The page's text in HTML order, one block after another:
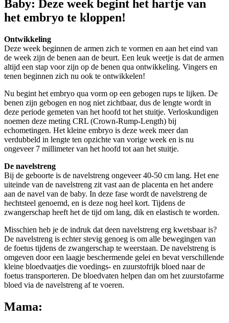
Baby: Deze week begint het hartje van
het embryo te kloppen!
Ontwikkeling
Deze week beginnen de armen zich te vormen en aan het eind van
de week zijn de benen aan de beurt. Een leuk weetje is dat de armen
altijd een stap voor zijn op de benen qua ontwikkeling. Vingers en
tenen beginnen zich nu ook te ontwikkelen!
Nu begint het embryo qua vorm op een gebogen rups te lijken. De
benen zijn gebogen en nog niet zichtbaar, dus de lengte wordt in
deze periode gemeten van het hoofd tot het stuitje. Verloskundigen
noemen deze meting CRL (Crown-Rump-Length) bij
echometingen. Het kleine embryo is deze week meer dan
verdubbeld in lengte ten opzichte van vorige week en is nu
ongeveer 7 millimeter van het hoofd tot aan het stuitje.
De navelstreng
Bij de geboorte is de navelstreng ongeveer 40-50 cm lang. Het ene
uiteinde van de navelstreng zit vast aan de placenta en het andere
aan de navel van de baby. In deze fase wordt de navelstreng de
hechtsteel genoemd, en is deze nog heel kort. Tijdens de
zwangerschap heeft het de tijd om lang, dik en elastisch te worden.
Misschien heb je de indruk dat deen navelstreng erg kwetsbaar is?
De navelstreng is echter stevig genoeg is om alle bewegingen van
de foetus tijdens de zwangerschap te weerstaan. De navelstreng is
omgeven door een laagje beschermende gelei en bevat verschillende
kleine bloedvaatjes die voedings- en zuurstofrijk bloed naar de
foetus transporteren. De bloedvaten helpen dan om het zuurstofarme
bloed via de navelstreng af te voeren.
Mama: